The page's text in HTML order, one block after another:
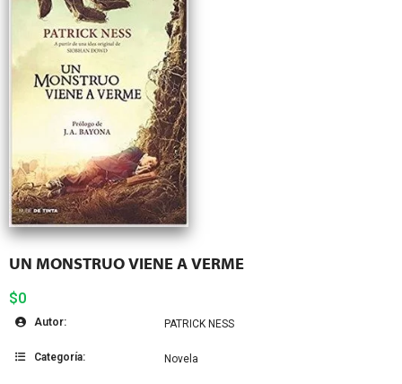
UN MONSTRUO VIENE A VERME
$0
Autor: PATRICK NESS
Categoría: Novela